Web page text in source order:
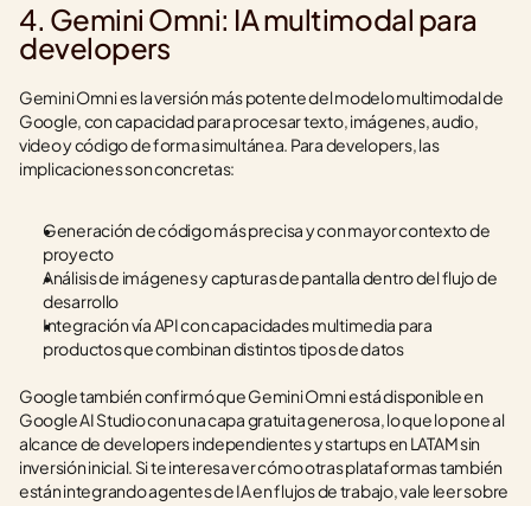
4. Gemini Omni: IA multimodal para
developers
Gemini Omni es la versión más potente del modelo multimodal de
Google, con capacidad para procesar texto, imágenes, audio,
video y código de forma simultánea. Para developers, las
implicaciones son concretas:
Generación de código más precisa y con mayor contexto de
proyecto
Análisis de imágenes y capturas de pantalla dentro del flujo de
desarrollo
Integración vía API con capacidades multimedia para
productos que combinan distintos tipos de datos
Google también confirmó que Gemini Omni está disponible en
Google AI Studio con una capa gratuita generosa, lo que lo pone al
alcance de developers independientes y startups en LATAM sin
inversión inicial. Si te interesa ver cómo otras plataformas también